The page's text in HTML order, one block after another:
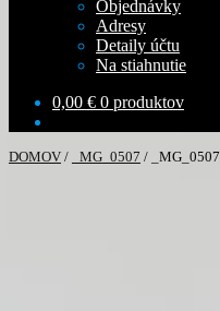
podradené
Objednávky
Adresy
Detaily účtu
Na stiahnutie
0,00 € 0 produktov
DOMOV / _MG_0507 / _MG_0507